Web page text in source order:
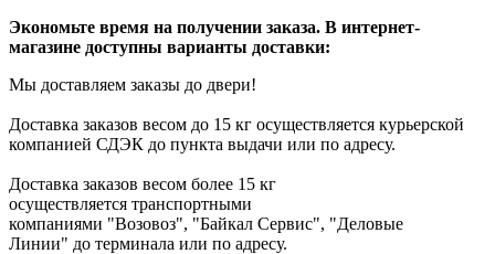
Экономьте время на получении заказа. В интернет-
магазине доступны варианты доставки:
Мы доставляем заказы до двери!
Доставка заказов весом до 15 кг осуществляется курьерской
компанией СДЭК до пункта выдачи или по адресу.
Доставка заказов весом более 15 кг
осуществляется транспортными
компаниями "Возовоз", "Байкал Сервис", "Деловые
Линии" до терминала или по адресу.